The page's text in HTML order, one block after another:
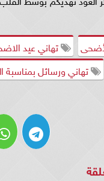
تهاني عيد
تهاني ورسائل بمناسبة